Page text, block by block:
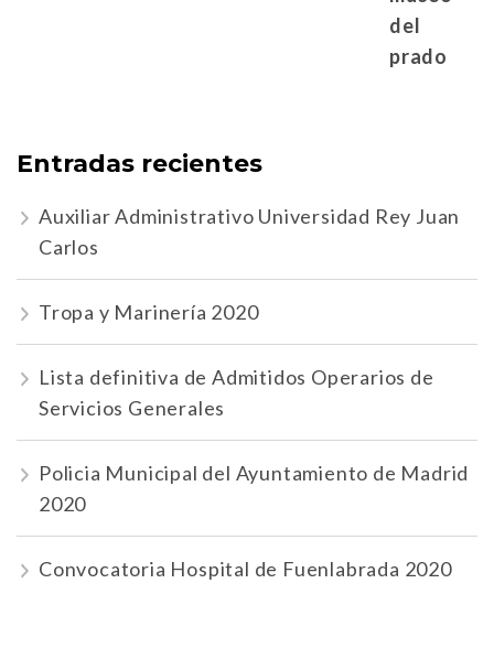
Entradas recientes
Auxiliar Administrativo Universidad Rey Juan
Carlos
Tropa y Marinería 2020
Lista definitiva de Admitidos Operarios de
Servicios Generales
Policia Municipal del Ayuntamiento de Madrid
2020
Convocatoria Hospital de Fuenlabrada 2020